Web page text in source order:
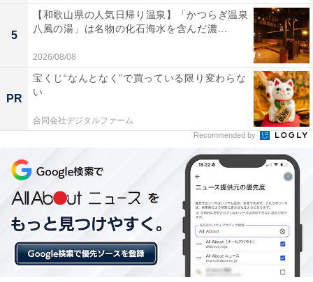
ト調査では、下記のような評価が寄せられています。
「美肌の湯と和牛を楽しめるから」（30代女性／神
奈川県）
「自然を感じながら入れるから」（20代女性／栃木
「とろりとした肌触りが良い温泉です。美肌効果が
高いと言われているのがいいです」（40代女性／広
島県）
5
【和歌山県の人気日帰り温泉】「かつらぎ温泉
八風の湯」は名物の化石海水を含んだ濃...
2026/08/08
PR
宝くじ“なんとなく”で買っている限り変わらな
い
合同会社デジタルファーム
Recommended by